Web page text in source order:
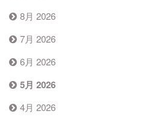
8月 2026
7月 2026
6月 2026
5月 2026
4月 2026